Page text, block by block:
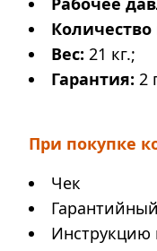
Вес: 21 кг.;
Гарантия: 2
При покупке
Чек
Инструкцию